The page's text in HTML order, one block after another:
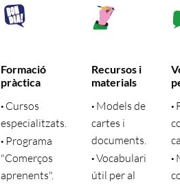
Formació
pràctica
· Cursos
especialitzats.
· Programa
"Comerços
aprenents".
Recursos i
materials
· Models de
cartes i
documents.
·Vocabulari
útil per al
·
·